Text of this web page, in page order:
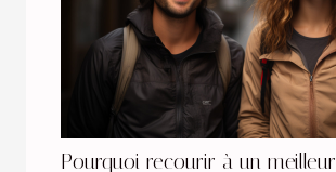
Pourquoi recourir à un meilleur